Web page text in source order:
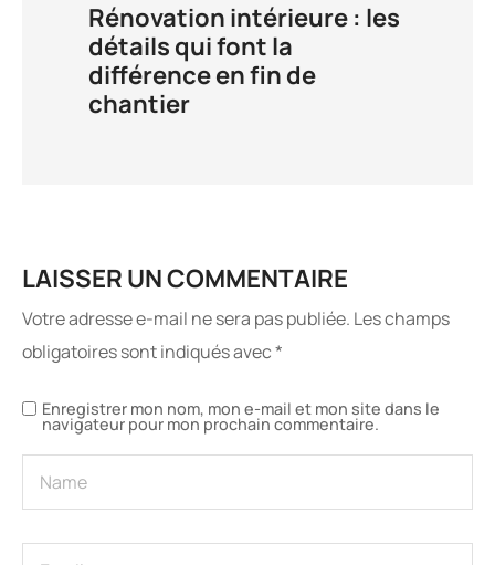
Rénovation intérieure : les
détails qui font la
différence en fin de
chantier
LAISSER UN COMMENTAIRE
Votre adresse e-mail ne sera pas publiée. Les champs
obligatoires sont indiqués avec*
Enregistrer mon nom, mon e-mail et mon site dans le
navigateur pour mon prochain commentaire.